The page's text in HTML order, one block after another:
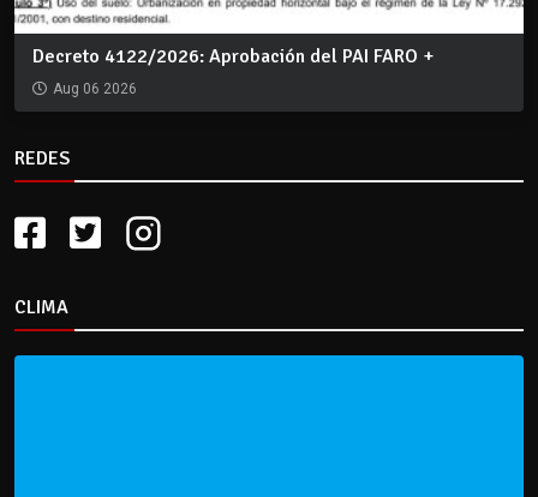
Decreto 4122/2026: Aprobación del PAI FARO +
Aug 06 2026
REDES
CLIMA